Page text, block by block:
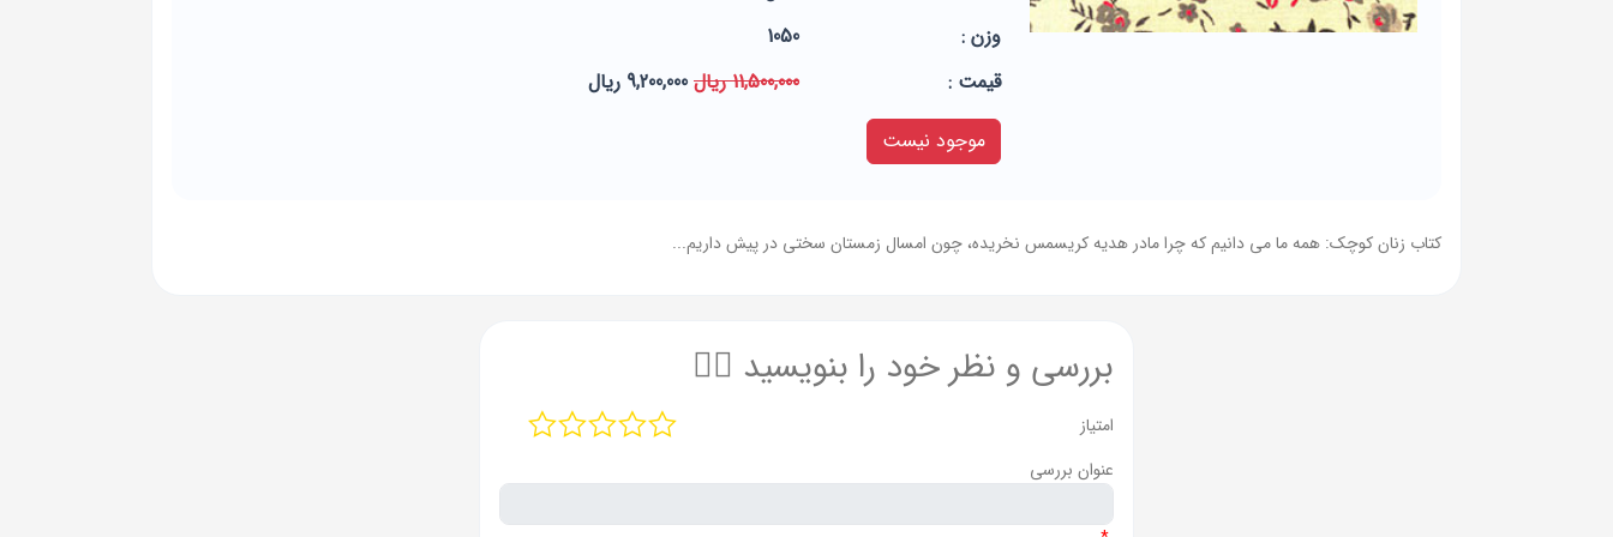
وزن :
1050
قيمت :
11,500,000 ریال
9,200,000 ریال
موجود نیست
کتاب زنان کوچک: همه ما می دانیم که چرا مادر هدیه کریسمس نخریده، چون امسال زمستان سختی در پیش داریم...
بررسی و نظر خود را بنویسید ✍🏻
امتیاز
عنوان بررسی